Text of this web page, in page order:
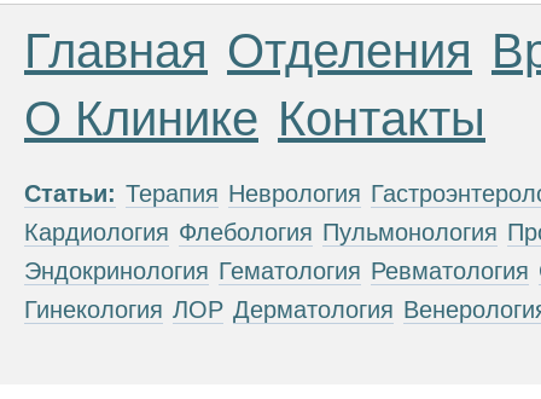
Главная Отделения
О Клинике Контакты
Статьи: Терапия Неврология
Кардиология Флебология Пульмонология
Эндокринология Гематология Ревматология
Гинекология ЛОР Дерматология